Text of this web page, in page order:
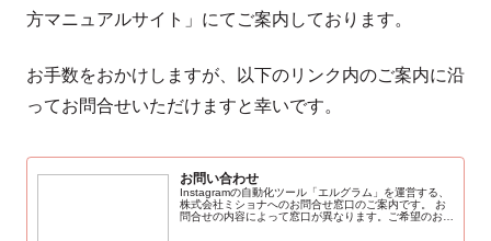
方マニュアルサイト」にてご案内しております。
お手数をおかけしますが、以下のリンク内のご案内に沿
ってお問合せいただけますと幸いです。
お問い合わせ
Instagramの自動化ツール「エルグラム」を運営する、
株式会社ミショナへのお問合せ窓口のご案内です。 お
問合せの内容によって窓口が異なります。ご希望のお問